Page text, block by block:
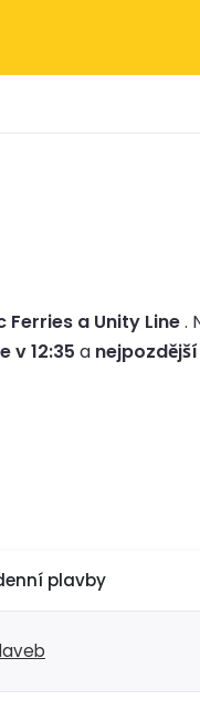
Ferries a Unity Line.
v 12:35 a
plavby